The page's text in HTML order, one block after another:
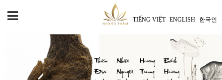
TIẾNG VIỆT ENGLISH 한국인